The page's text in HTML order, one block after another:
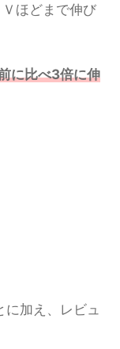
ほどまで伸び
に比べ3倍に伸
加え、レビュ